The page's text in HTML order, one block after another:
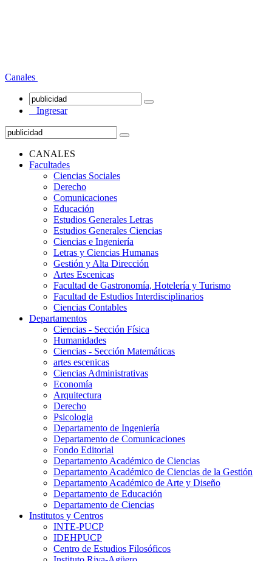
Canales
Ingresar
CANALES
Facultades
Ciencias Sociales
Derecho
Comunicaciones
Educación
Estudios Generales Letras
Estudios Generales Ciencias
Ciencias e Ingeniería
Letras y Ciencias Humanas
Gestión y Alta Dirección
Artes Escenicas
Facultad de Gastronomía, Hotelería y Turismo
Facultad de Estudios Interdisciplinarios
Ciencias Contables
Departamentos
Ciencias - Sección Física
Humanidades
Ciencias - Sección Matemáticas
artes escenicas
Ciencias Administrativas
Economía
Arquitectura
Derecho
Psicologia
Departamento de Ingeniería
Departamento de Comunicaciones
Fondo Editorial
Departamento Académico de Ciencias
Departamento Académico de Ciencias de la Gestión
Departamento Académico de Arte y Diseño
Departamento de Educación
Departamento de Ciencias
Institutos y Centros
INTE-PUCP
IDEHPUCP
Centro de Estudios Filosóficos